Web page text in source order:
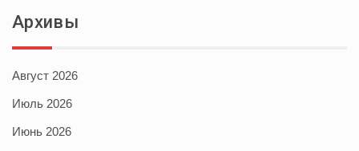
Архивы
Август 2026
Июль 2026
Июнь 2026